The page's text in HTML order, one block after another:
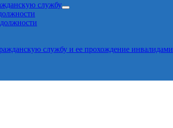
службу
службу и ее прохождение инвалидами